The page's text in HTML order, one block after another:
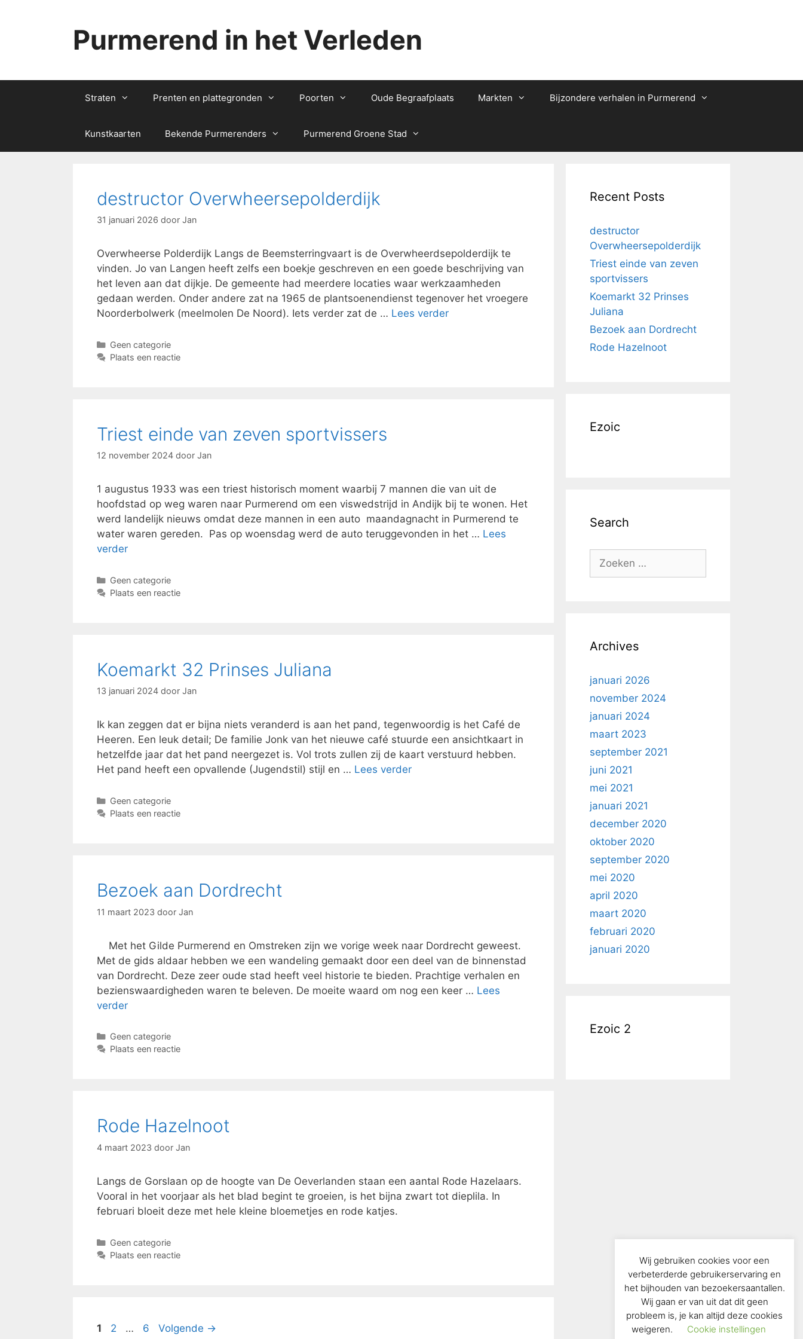
Purmerend in het Verleden
Straten Prenten en plattegronden Poorten Oude Begraafplaats Markten Bijzondere verhalen in Purmerend
Kunstkaarten Bekende Purmerenders Purmerend Groene Stad
destructor Overwheersepolderdijk
31 januari 2026 door Jan
Overwheerse Polderdijk Langs de Beemsterringvaart is de Overwheerdsepolderdijk te
vinden. Jo van Langen heeft zelfs een boekje geschreven en een goede beschrijving van
het leven aan dat dijkje. De gemeente had meerdere locaties waar werkzaamheden
gedaan werden. Onder andere zat na 1965 de plantsoenendienst tegenover het vroegere
Noorderbolwerk (meelmolen De Noord). Iets verder zat de … Lees verder
Categorieën
Geen categorie
Plaats een reactie
Triest einde van zeven sportvissers
12 november 2024 door Jan
1 augustus 1933 was een triest historisch moment waarbij 7 mannen die van uit de
hoofdstad op weg waren naar Purmerend om een viswedstrijd in Andijk bij te wonen. Het
werd landelijk nieuws omdat deze mannen in een auto maandagnacht in Purmerend te
water waren gereden. Pas op woensdag werd de auto teruggevonden in het … Lees
verder
Categorieën
Geen categorie
Plaats een reactie
Koemarkt 32 Prinses Juliana
13 januari 2024 door Jan
Ik kan zeggen dat er bijna niets veranderd is aan het pand, tegenwoordig is het Café de
Heeren. Een leuk detail; De familie Jonk van het nieuwe café stuurde een ansichtkaart in
hetzelfde jaar dat het pand neergezet is. Vol trots zullen zij de kaart verstuurd hebben.
Het pand heeft een opvallende (Jugendstil) stijl en … Lees verder
Categorieën
Geen categorie
Plaats een reactie
Bezoek aan Dordrecht
11 maart 2023 door Jan
Met het Gilde Purmerend en Omstreken zijn we vorige week naar Dordrecht geweest.
Met de gids aldaar hebben we een wandeling gemaakt door een deel van de binnenstad
van Dordrecht. Deze zeer oude stad heeft veel historie te bieden. Prachtige verhalen en
bezienswaardigheden waren te beleven. De moeite waard om nog een keer … Lees
verder
Categorieën
Geen categorie
Plaats een reactie
Rode Hazelnoot
4 maart 2023 door Jan
Langs de Gorslaan op de hoogte van De Oeverlanden staan een aantal Rode Hazelaars.
Vooral in het voorjaar als het blad begint te groeien, is het bijna zwart tot dieplila. In
februari bloeit deze met hele kleine bloemetjes en rode katjes.
Categorieën
Geen categorie
Plaats een reactie
Pagina
1 Pagina
2 … Pagina
6 Volgende →
Recent Posts
destructor
Overwheersepolderdijk
Triest einde van zeven
sportvissers
Koemarkt 32 Prinses
Juliana
Bezoek aan Dordrecht
Rode Hazelnoot
Ezoic
Search
Zoek
Archives
januari 2026
november 2024
januari 2024
maart 2023
september 2021
juni 2021
mei 2021
januari 2021
december 2020
oktober 2020
september 2020
mei 2020
april 2020
maart 2020
februari 2020
januari 2020
Ezoic 2
Wij gebruiken cookies voor een
verbeterderde gebruikerservaring en
het bijhouden van bezoekersaantallen.
Wij gaan er van uit dat dit geen
probleem is, je kan altijd deze cookies
weigeren.
Cookie instellingen